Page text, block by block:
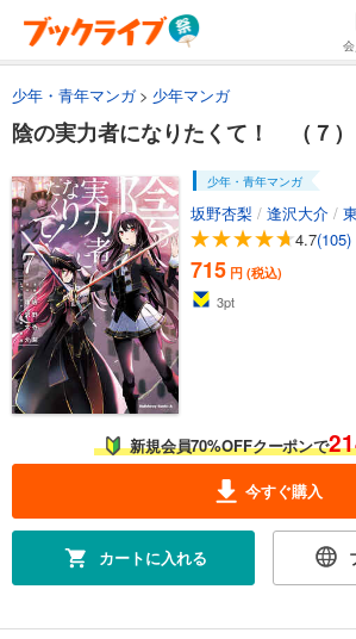
少年・青年マンガ 少年マンガ
陰の実力者になりたくて！ （７）
少年・青年マンガ
坂野杏梨 / 逢沢大介 /
4.7(105)
715 円 (税込)
3pt
新規会員70%OFFクーポンで
今すぐ購入
カートに入れる